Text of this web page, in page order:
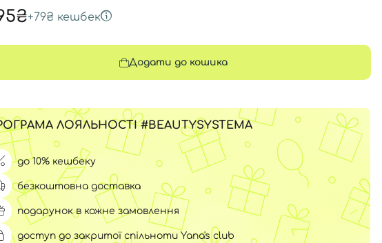
+79₴ кешбек
Додати до кошика
ЛОЯЛЬНОСТІ #BEAUTYSYSTEMA
до 10% кешбеку
безкоштовна доставка
подарунок в кожне замовлення
доступ до закритої спільноти Yana's club